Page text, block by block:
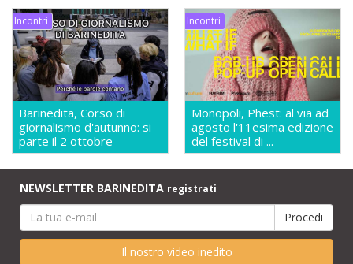
Incontri
Barinedita, Corso di
giornalismo d'autunno: si
parte il 2 ottobre
Incontri
Monopoli, Phest: al via ad
agosto l'11esima edizione
del festival di ...
NEWSLETTER BARINEDITA registrati
Il nostro video inedito